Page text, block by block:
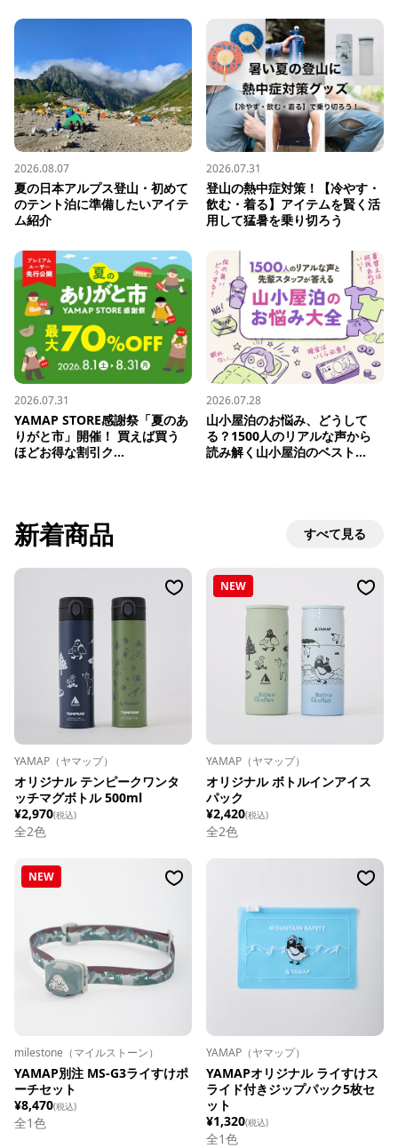
2026.08.07
夏の日本アルプス登山・初めて
のテント泊に準備したいアイテ
ム紹介
2026.07.31
登山の熱中症対策！【冷やす・
飲む・着る】アイテムを賢く活
用して猛暑を乗り切ろう
2026.07.31
YAMAP STORE感謝祭「夏のあ
りがと市」開催！ 買えば買う
ほどお得な割引ク...
2026.07.28
山小屋泊のお悩み、どうして
る？1500人のリアルな声から
読み解く山小屋泊のベスト...
新着商品 すべて見る
YAMAP（ヤマップ）
オリジナル テンピークワンタ
ッチマグボトル 500ml
¥2,970(税込)
全2色
NEW
YAMAP（ヤマップ）
オリジナル ボトルインアイス
パック
¥2,420(税込)
全2色
NEW
milestone（マイルストーン）
YAMAP別注 MS-G3ライすけポ
ーチセット
¥8,470(税込)
全1色
YAMAP（ヤマップ）
YAMAPオリジナル ライすけス
ライド付きジップパック5枚セ
ット
¥1,320(税込)
全1色